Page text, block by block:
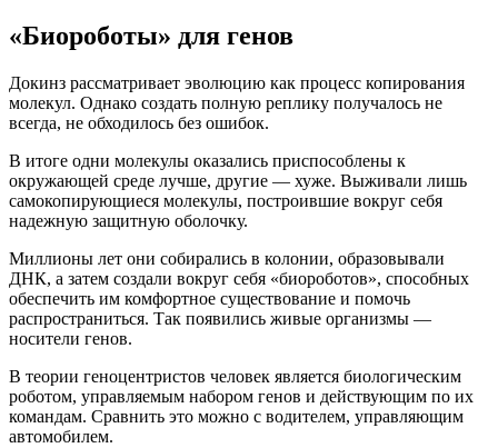
«Биороботы» для генов
Докинз рассматривает эволюцию как процесс копирования
молекул. Однако создать полную реплику получалось не
всегда, не обходилось без ошибок.
В итоге одни молекулы оказались приспособлены к
окружающей среде лучше, другие — хуже. Выживали лишь
самокопирующиеся молекулы, построившие вокруг себя
надежную защитную оболочку.
Миллионы лет они собирались в колонии, образовывали
ДНК, а затем создали вокруг себя «биороботов», способных
обеспечить им комфортное существование и помочь
распространиться. Так появились живые организмы —
носители генов.
В теории геноцентристов человек является биологическим
роботом, управляемым набором генов и действующим по их
командам. Сравнить это можно с водителем, управляющим
автомобилем.